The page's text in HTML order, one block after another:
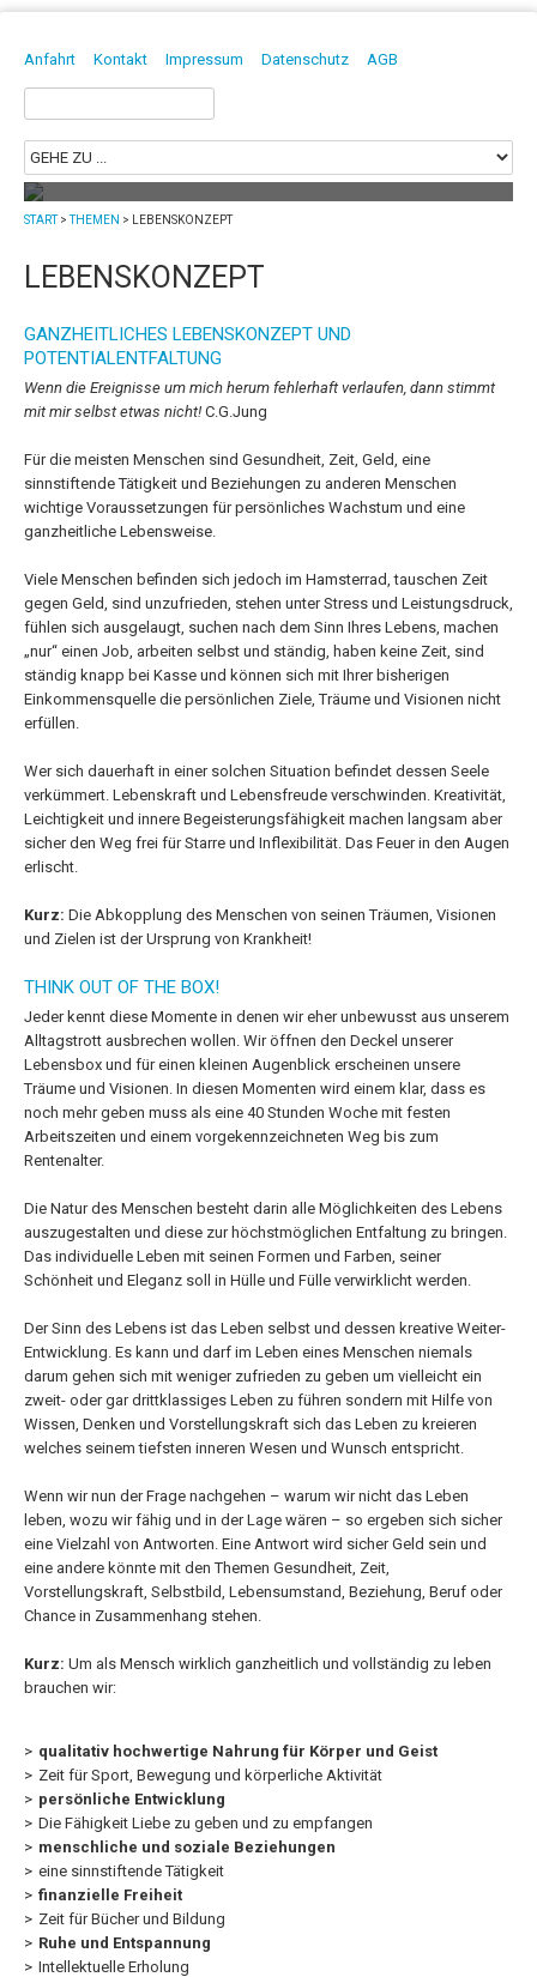
DAVID BORGMANN
HEILPRAKTIKER | PHYSIOTHERAPEUT | OSTEOPATH
Anfahrt Kontakt Impressum Datenschutz
AGB
Suchen
nach:
Mit Osteopathie in Dresden die
Die Osteopathie ist eine sanfte Heilmethode
mehr
START>THEMEN > LEBENSKONZEPT
LEBENSKONZEPT
GANZHEITLICHES LEBENSKONZEPT UND
POTENTIALENTFALTUNG
Wenn die Ereignisse um mich herum fehlerhaft verlaufen, dann stimmt
mit mir selbst etwas nicht! C.G.Jung
Für die meisten Menschen sind Gesundheit, Zeit, Geld, eine
sinnstiftende Tätigkeit und Beziehungen zu anderen Menschen
wichtige Voraussetzungen für persönliches Wachstum und eine
ganzheitliche Lebensweise.
Viele Menschen befinden sich jedoch im Hamsterrad, tauschen Zeit
gegen Geld, sind unzufrieden, stehen unter Stress und Leistungsdruck,
fühlen sich ausgelaugt, suchen nach dem Sinn Ihres Lebens, machen
„nur“ einen Job, arbeiten selbst und ständig, haben keine Zeit, sind
ständig knapp bei Kasse und können sich mit Ihrer bisherigen
Einkommensquelle die persönlichen Ziele, Träume und Visionen nicht
erfüllen.
Wer sich dauerhaft in einer solchen Situation befindet dessen Seele
verkümmert. Lebenskraft und Lebensfreude verschwinden. Kreativität,
Leichtigkeit und innere Begeisterungsfähigkeit machen langsam aber
sicher den Weg frei für Starre und Inflexibilität. Das Feuer in den Augen
erlischt.
Kurz: Die Abkopplung des Menschen von seinen Träumen, Visionen
und Zielen ist der Ursprung von Krankheit!
THINK OUT OF THE BOX!
Jeder kennt diese Momente in denen wir eher unbewusst aus unserem
Alltagstrott ausbrechen wollen. Wir öffnen den Deckel unserer
Lebensbox und für einen kleinen Augenblick erscheinen unsere
Träume und Visionen. In diesen Momenten wird einem klar, dass es
noch mehr geben muss als eine 40 Stunden Woche mit festen
Arbeitszeiten und einem vorgekennzeichneten Weg bis zum
Rentenalter.
Die Natur des Menschen besteht darin alle Möglichkeiten des Lebens
auszugestalten und diese zur höchstmöglichen Entfaltung zu bringen.
Das individuelle Leben mit seinen Formen und Farben, seiner
Schönheit und Eleganz soll in Hülle und Fülle verwirklicht werden.
Der Sinn des Lebens ist das Leben selbst und dessen kreative Weiter-
Entwicklung. Es kann und darf im Leben eines Menschen niemals
darum gehen sich mit weniger zufrieden zu geben um vielleicht ein
zweit- oder gar drittklassiges Leben zu führen sondern mit Hilfe von
Wissen, Denken und Vorstellungskraft sich das Leben zu kreieren
welches seinem tiefsten inneren Wesen und Wunsch entspricht.
Wenn wir nun der Frage nachgehen – warum wir nicht das Leben
leben, wozu wir fähig und in der Lage wären – so ergeben sich sicher
eine Vielzahl von Antworten. Eine Antwort wird sicher Geld sein und
eine andere könnte mit den Themen Gesundheit, Zeit,
Vorstellungskraft, Selbstbild, Lebensumstand, Beziehung, Beruf oder
Chance in Zusammenhang stehen.
Kurz: Um als Mensch wirklich ganzheitlich und vollständig zu leben
brauchen wir:
qualitativ hochwertige Nahrung für Körper und Geist
Zeit für Sport, Bewegung und körperliche Aktivität
persönliche Entwicklung
Die Fähigkeit Liebe zu geben und zu empfangen
menschliche und soziale Beziehungen
eine sinnstiftende Tätigkeit
finanzielle Freiheit
Zeit für Bücher und Bildung
Ruhe und Entspannung
Intellektuelle Erholung